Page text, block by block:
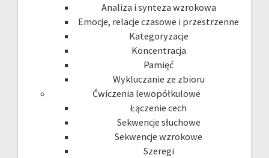
Analiza i synteza wzrokowa
Emocje, relacje czasowe i przestrzenne
Kategoryzacje
Koncentracja
Pamięć
Wykluczanie ze zbioru
Ćwiczenia lewopółkulowe
Łączenie cech
Sekwencje słuchowe
Sekwencje wzrokowe
Szeregi